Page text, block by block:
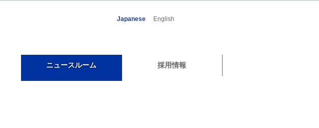
Japanese English
ニュースルーム 採用情報